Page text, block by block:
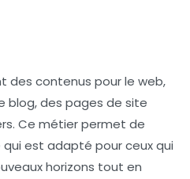
des contenus pour le web,
blog, des pages de site
Ce métier permet de
qui est adapté pour ceux qui
horizons tout en